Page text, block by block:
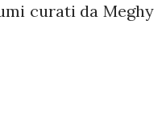
curati da Meghy